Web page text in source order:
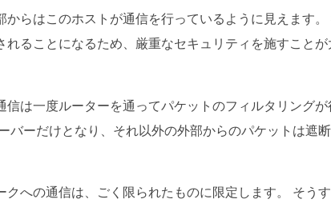
らはこのホストが通信を行っているように見えます。
ることになるため、厳重なセキュリティを施すことが
は一度ルーターを通ってパケットのフィルタリングが
バーだけとなり、それ以外の外部からのパケットは遮断
への通信は、ごく限られたものに限定します。 そう